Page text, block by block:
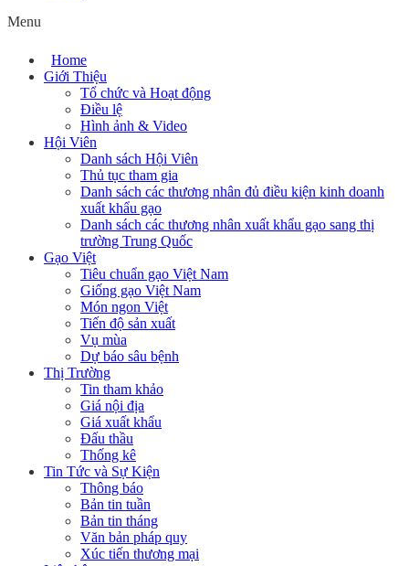
Menu
Home
Giới Thiệu
Tổ chức và Hoạt động
Điều lệ
Hình ảnh & Video
Hội Viên
Danh sách Hội Viên
Thủ tục tham gia
Danh sách các thương nhân đủ điều kiện kinh doanh
xuất khẩu gạo
Danh sách các thương nhân xuất khẩu gạo sang thị
trường Trung Quốc
Gạo Việt
Tiêu chuẩn gạo Việt Nam
Giống gạo Việt Nam
Món ngon Việt
Tiến độ sản xuất
Vụ mùa
Dự báo sâu bệnh
Thị Trường
Tin tham khảo
Giá nội địa
Giá xuất khẩu
Đấu thầu
Thống kê
Tin Tức và Sự Kiện
Thông báo
Bản tin tuần
Bản tin tháng
Văn bản pháp quy
Xúc tiến thương mại